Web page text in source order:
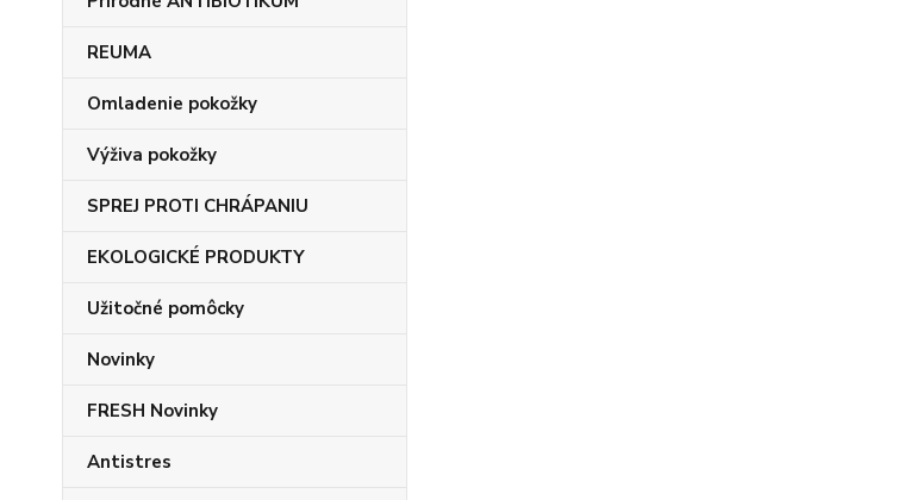
REUMA
Omladenie pokožky
Výživa pokožky
SPREJ PROTI CHRÁPANIU
EKOLOGICKÉ PRODUKTY
Užitočné pomôcky
Novinky
FRESH Novinky
Antistres